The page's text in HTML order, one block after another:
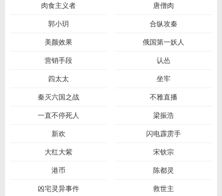
肉食主义者
唐僧肉
郭小玥
合纵攻秦
美颜效果
俄国第一妖人
营销手段
认怂
四太太
坐牢
秦灭六国之战
不雅直播
一直不停死人
梁振浩
新欢
闪电霹雳手
大红大紫
宋钦宗
港币
陈都灵
凶宅灵异事件
救世主